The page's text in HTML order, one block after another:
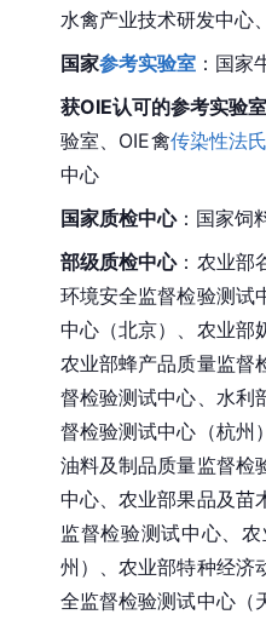
水禽产业技术研发中心
国家参考实验室 ：国家
获OIE认可的参考实验
验室、OIE禽传染性法
中心
国家质检中心：国家饲
部级质检中心：农业部
环境安全监督检验测试
中心（北京）、农业部
农业部蜂产品质量监督
督检验测试中心、水利
督检验测试中心（杭州
油料及制品质量监督检
中心、农业部果品及苗
监督检验测试中心、
州 ）、农业部特种经济
全监督检验测试中心（